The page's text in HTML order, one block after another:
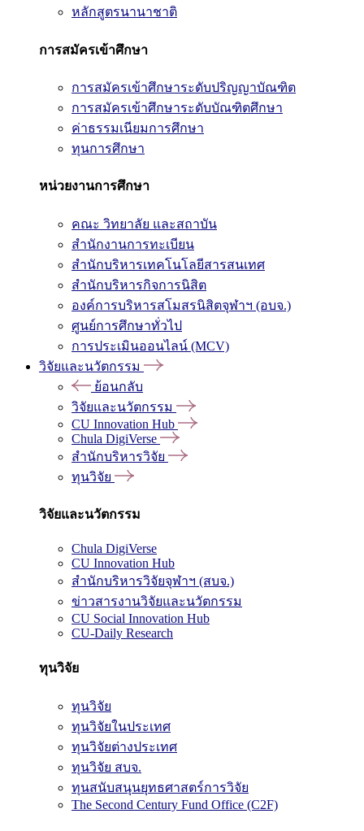
หลักสูตรนานาชาติ
การสมัครเข้าศึกษา
การสมัครเข้าศึกษาระดับปริญญาบัณฑิต
การสมัครเข้าศึกษาระดับบัณฑิตศึกษา
ค่าธรรมเนียมการศึกษา
ทุนการศึกษา
หน่วยงานการศึกษา
คณะ วิทยาลัย และสถาบัน
สำนักงานการทะเบียน
สำนักบริหารเทคโนโลยีสารสนเทศ
สำนักบริหารกิจการนิสิต
องค์การบริหารสโมสรนิสิตจุฬาฯ (อบจ.)
ศูนย์การศึกษาทั่วไป
การประเมินออนไลน์ (MCV)
วิจัยและนวัตกรรม
ย้อนกลับ
วิจัยและนวัตกรรม
CU Innovation Hub
Chula DigiVerse
สำนักบริหารวิจัย
ทุนวิจัย
วิจัยและนวัตกรรม
Chula DigiVerse
CU Innovation Hub
สำนักบริหารวิจัยจุฬาฯ (สบจ.)
ข่าวสารงานวิจัยและนวัตกรรม
CU Social Innovation Hub
CU-Daily Research
ทุนวิจัย
ทุนวิจัย
ทุนวิจัยในประเทศ
ทุนวิจัยต่างประเทศ
ทุนวิจัย สบจ.
ทุนสนับสนุนยุทธศาสตร์การวิจัย
The Second Century Fund Office (C2F)